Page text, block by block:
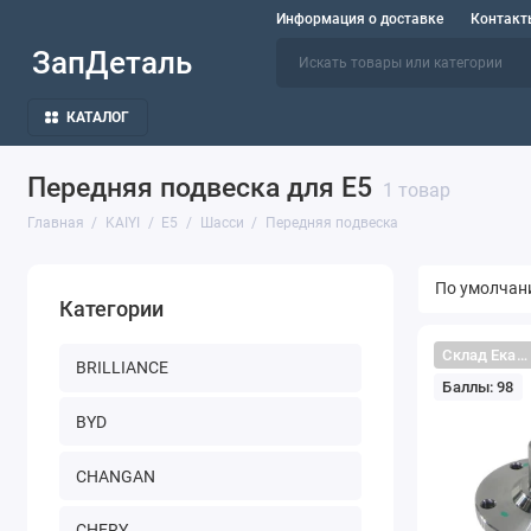
Информация о доставке
ЗапДеталь
КАТАЛОГ
Передняя подвеска для E5 1 товар
Главная KAIYI E5 Шасси Передняя подвеска
Категории
BRILLIANCE
BYD
CHANGAN
Склад Екатеринбург
Баллы: 98